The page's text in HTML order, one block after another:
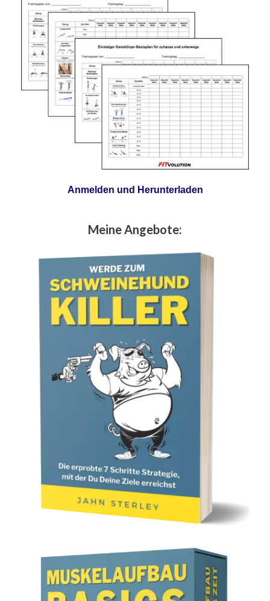
Anmelden und Herunterladen
Meine Angebote: